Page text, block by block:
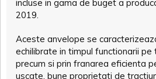
incluse in gama de buget a
2019.
Aceste anvelope se
echilibrate in timpul functionarii pe
precum si prin franarea eficienta
uscate, bune proprietati de